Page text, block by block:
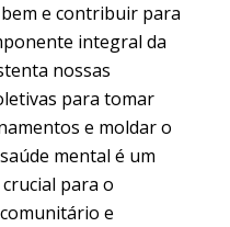
e contribuir para
integral da
nossas
para tomar
e moldar o
mental é um
para o
e